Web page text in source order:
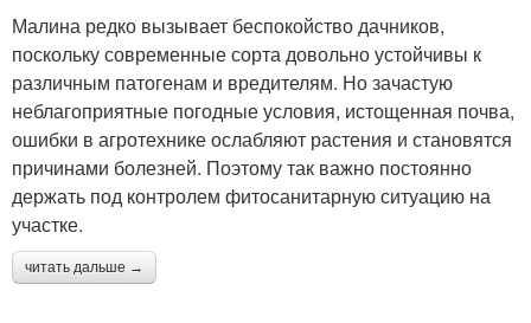
Малина редко вызывает беспокойство дачников,
поскольку современные сорта довольно устойчивы к
различным патогенам и вредителям. Но зачастую
неблагоприятные погодные условия, истощенная почва,
ошибки в агротехнике ослабляют растения и становятся
причинами болезней. Поэтому так важно постоянно
держать под контролем фитосанитарную ситуацию на
участке.
читать дальше →